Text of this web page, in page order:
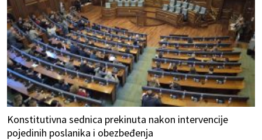
Konstitutivna sednica prekinuta nakon intervencije
pojedinih poslanika i obezbeđenja